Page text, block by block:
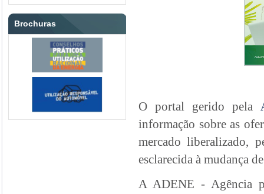
Brochuras
O portal gerido pela
informação sobre as
mercado liberalizado,
esclarecida à mudança
A ADENE - Agência